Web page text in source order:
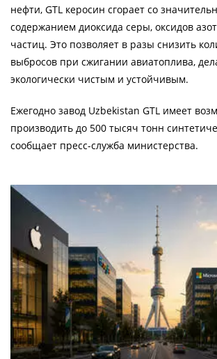
нефти, GTL керосин сгорает со
содержанием диоксида серы, оксидов
частиц. Это позволяет в разы снизить
выбросов при сжигании авиатоплива,
экологически чистым и устойчивым.
Ежегодно завод Uzbekistan GTL имеет
производить до 500 тысяч тонн
сообщает пресс-служба министерства.